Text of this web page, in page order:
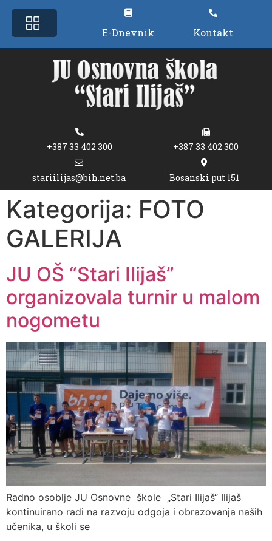
E-Dnevnik Kontakt
+387 33 402 300 +387 33 402 300
stariilijas@bih.net.ba Bosanski put 151
Kategorija: FOTO
GALERIJA
JU OŠ “Stari Ilijaš”
organizovala turnir u malom
nogometu
Radno osoblje JU Osnovne škole „Stari Ilijaš“ Ilijaš
kontinuirano radi na razvoju odgoja i obrazovanja naših
učenika, u školi se